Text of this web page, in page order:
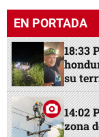
EN PORTADA
18:33
su
14:02
zona